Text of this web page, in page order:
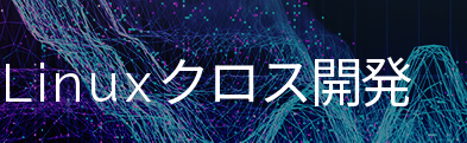
クロス開発